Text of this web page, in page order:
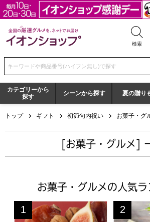
全国の厳選グルメを、ネットでお届け
検索
検索キーワードまたは商品番号を入力してください
カテゴリーから
探す
シーンから探す 夏の贈り
トップ ギフト 初節句内祝い お菓子・グ
[お菓子・グルメ]
お菓子・グルメの人気
一善や 干柿と胡桃と無花果のミル
1
位
京都宇
2
位